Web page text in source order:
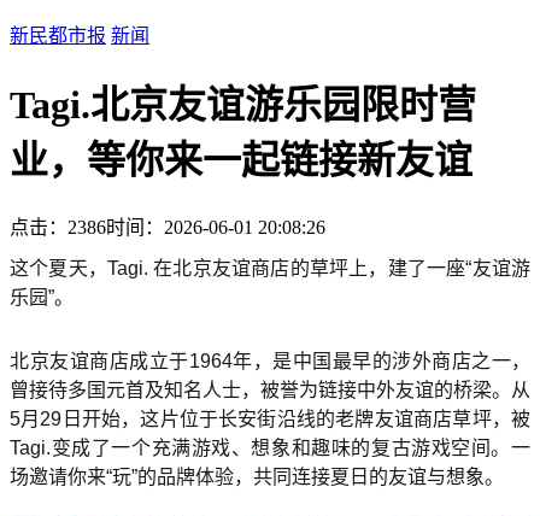
新民都市报 新闻
Tagi.北京友谊游乐园限时营
业，等你来一起链接新友谊
点击：2386时间：2026-06-01 20:08:26
这个夏天，Tagi. 在北京友谊商店的草坪上，建了一座“友谊游
乐园”。
北京友谊商店成立于1964年，是中国最早的涉外商店之一，
曾接待多国元首及知名人士，被誉为链接中外友谊的桥梁。从
5月29日开始，这片位于长安街沿线的老牌友谊商店草坪，被
Tagi.变成了一个充满游戏、想象和趣味的复古游戏空间。一
场邀请你来“玩”的品牌体验，共同连接夏日的友谊与想象。